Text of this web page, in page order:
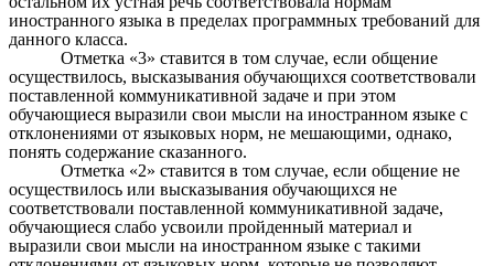
иностранного языка в пределах программных требований для
данного класса.
Отметка «3» ставится в том случае, если общение
осуществилось, высказывания обучающихся соответствовали
поставленной коммуникативной задаче и при этом
обучающиеся выразили свои мысли на иностранном языке с
отклонениями от языковых норм, не мешающими, однако,
понять содержание сказанного.
Отметка «2» ставится в том случае, если общение не
осуществилось или высказывания обучающихся не
соответствовали поставленной коммуникативной задаче,
обучающиеся слабо усвоили пройденный материал и
выразили свои мысли на иностранном языке с такими